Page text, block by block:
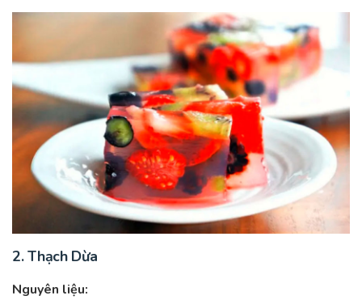
2. Thạch Dừa
Nguyên liệu: